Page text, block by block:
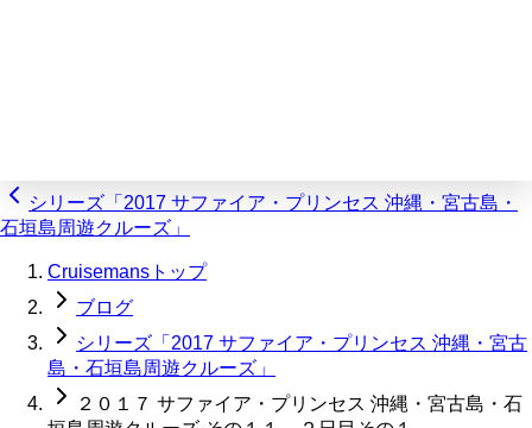
シリーズ「2017 サファイア・プリンセス 沖縄・宮古島・
石垣島周遊クルーズ」
Cruisemansトップ
ブログ
シリーズ「2017 サファイア・プリンセス 沖縄・宮古
島・石垣島周遊クルーズ」
２０１７ サファイア・プリンセス 沖縄・宮古島・石